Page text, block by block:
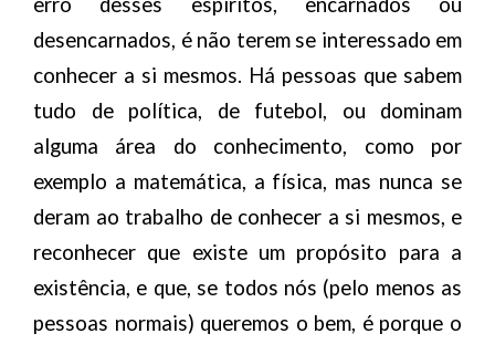
desencarnados, é não terem se interessado em
conhecer a si mesmos. Há pessoas que sabem
tudo de política, de futebol, ou dominam
alguma área do conhecimento, como por
exemplo a matemática, a física, mas nunca se
deram ao trabalho de conhecer a si mesmos, e
reconhecer que existe um propósito para a
existência, e que, se todos nós (pelo menos as
pessoas normais) queremos o bem, é porque o